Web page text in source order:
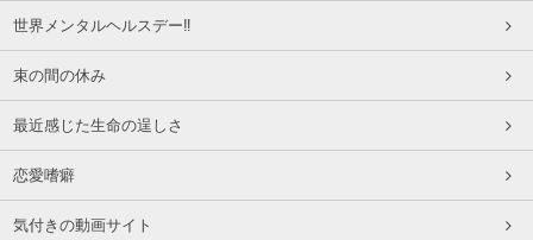
世界メンタルヘルスデー‼️
束の間の休み
最近感じた生命の逞しさ
恋愛嗜癖
気付きの動画サイト